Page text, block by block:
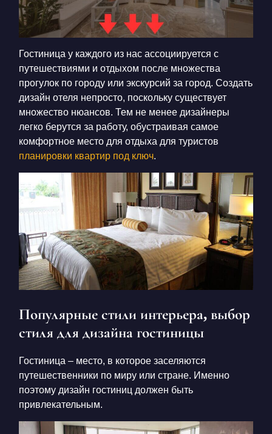
Гостиница у каждого из нас ассоциируется с
путешествиями и отдыхом после множества
прогулок по городу или экскурсий за город. Создать
дизайн отеля непросто, поскольку существует
множество нюансов. Тем не менее дизайнеры
легко берутся за работу, обустраивая самое
комфортное место для отдыха для туристов
планировки квартир под ключ.
Популярные стили интерьера, выбор
стиля для дизайна гостиницы
Гостиница – место, в которое заселяются
путешественники по миру или стране. Именно
поэтому дизайн гостиниц должен быть
привлекательным.